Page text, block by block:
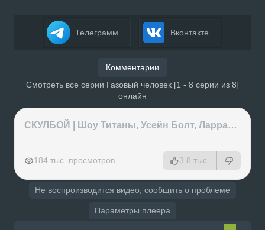
Телеграмм Вконтакте
Комментарии
Смотреть все серии Газовый человек [1 - 8 серии из 8]
онлайн
СКУЛБОЙ | Шоу Титаны, Усейн Болт, Ларрат, Зашквар!
184 тыс. просмотров 3.8 тыс.
Не воспроизводится видео, сообщить о проблеме
Параметры плеера